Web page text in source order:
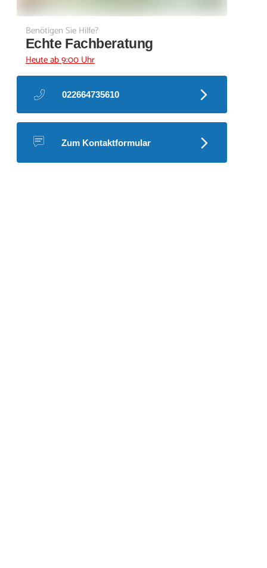
Benötigen Sie Hilfe?
Echte Fachberatung
Heute ab 9:00 Uhr
022664735610
Zum Kontaktformular